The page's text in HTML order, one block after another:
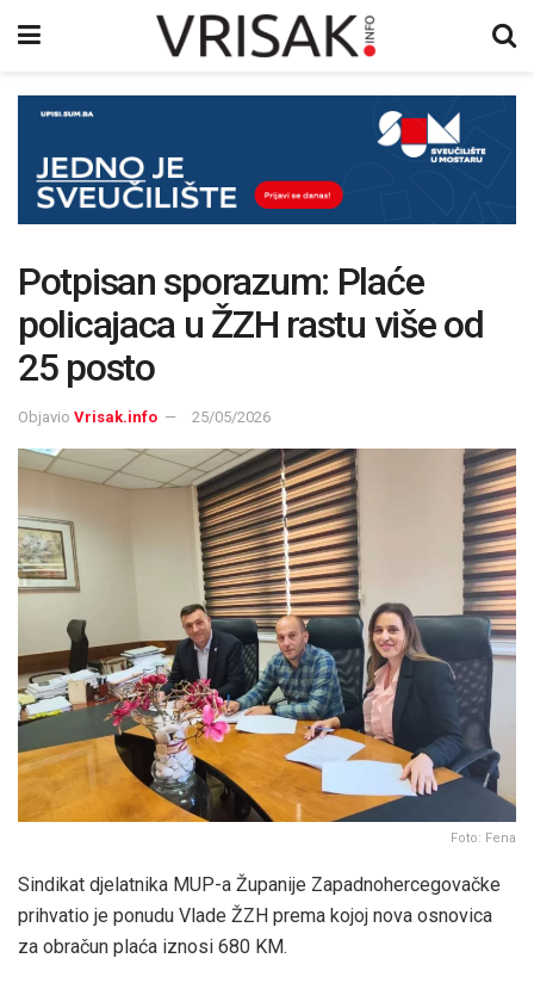
Potpisan sporazum: Plaće
policajaca u ŽZH rastu više od
25 posto
Objavio Vrisak.info 25/05/2026
Foto: Fena
Sindikat djelatnika MUP-a Županije Zapadnohercegovačke
prihvatio je ponudu Vlade ŽZH prema kojoj nova osnovica
za obračun plaća iznosi 680 KM.